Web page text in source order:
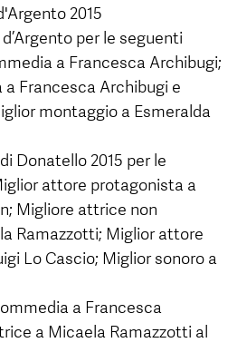
2015
per le seguenti
a Francesca Archibugi;
Francesca Archibugi e
montaggio a Esmeralda
Donatello 2015 per le
attore protagonista a
Migliore attrice non
Ramazzotti; Miglior attore
Lo Cascio; Miglior sonoro a
a Francesca
a Micaela Ramazzotti al